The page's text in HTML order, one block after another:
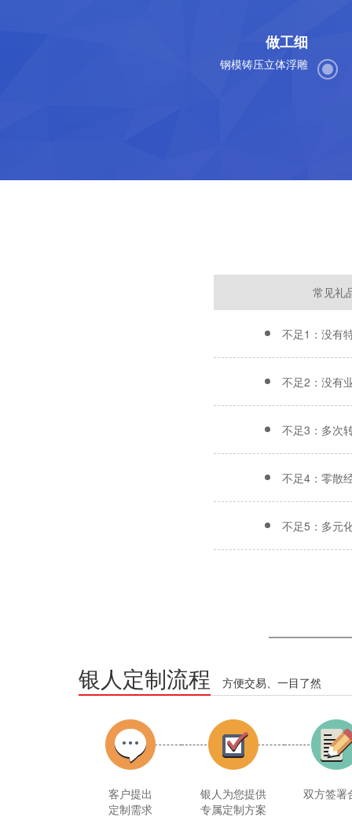
做工细
钢模铸压立体浮雕
常见礼
不足1：没有
不足2：没有
不足3：多次
不足4：零散
不足5：多元
银人定制流程 方便交易、一目了然
客户提出
定制需求
银人为您提供
专属定制方案
双方签署